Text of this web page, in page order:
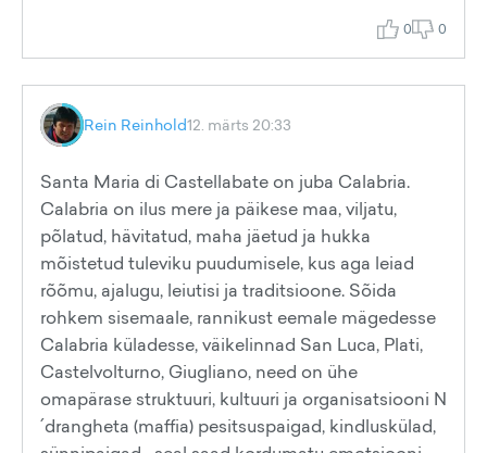
0 0
Rein Reinhold12. märts 20:33
Santa Maria di Castellabate on juba Calabria.
Calabria on ilus mere ja päikese maa, viljatu,
põlatud, hävitatud, maha jäetud ja hukka
mõistetud tuleviku puudumisele, kus aga leiad
rõõmu, ajalugu, leiutisi ja traditsioone. Sõida
rohkem sisemaale, rannikust eemale mägedesse
Calabria küladesse, väikelinnad San Luca, Plati,
Castelvolturno, Giugliano, need on ühe
omapärase struktuuri, kultuuri ja organisatsiooni N
´drangheta (maffia) pesitsuspaigad, kindluskülad,